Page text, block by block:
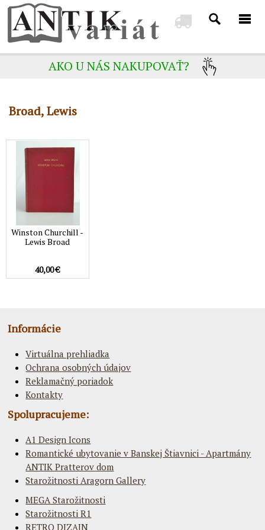
AKO U NÁS NAKUPOVAŤ?
Broad, Lewis
Winston Churchill -
Lewis Broad
40,00 €
Informácie
Virtuálna prehliadka
Ochrana osobných údajov
Reklamačný poriadok
Kontakty
Spolupracujeme:
A1 Design Icons
Romantické ubytovanie v Banskej Štiavnici - Apartmány
ANTIK Pratterov dom
Starožitnosti Aragorn Gallery
MEGA Starožitnosti
Starožitnosti R1
RETRO DIZAJN